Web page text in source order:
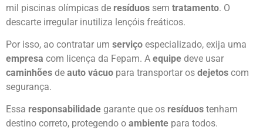
mil piscinas olímpicas de resíduos sem tratamento. O
descarte irregular inutiliza lençóis freáticos.
Por isso, ao contratar um serviço especializado, exija uma
empresa com licença da Fepam. A equipe deve usar
caminhões de auto vácuo para transportar os dejetos com
segurança.
Essa responsabilidade garante que os resíduos tenham
destino correto, protegendo o ambiente para todos.